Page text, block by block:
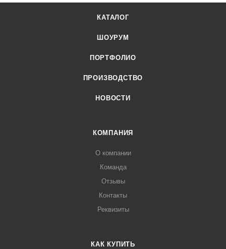
КАТАЛОГ
ШОУРУМ
ПОРТФОЛИО
ПРОИЗВОДСТВО
НОВОСТИ
КОМПАНИЯ
О компании
Команда
Отзывы
Контакты
Реквизиты
КАК КУПИТЬ